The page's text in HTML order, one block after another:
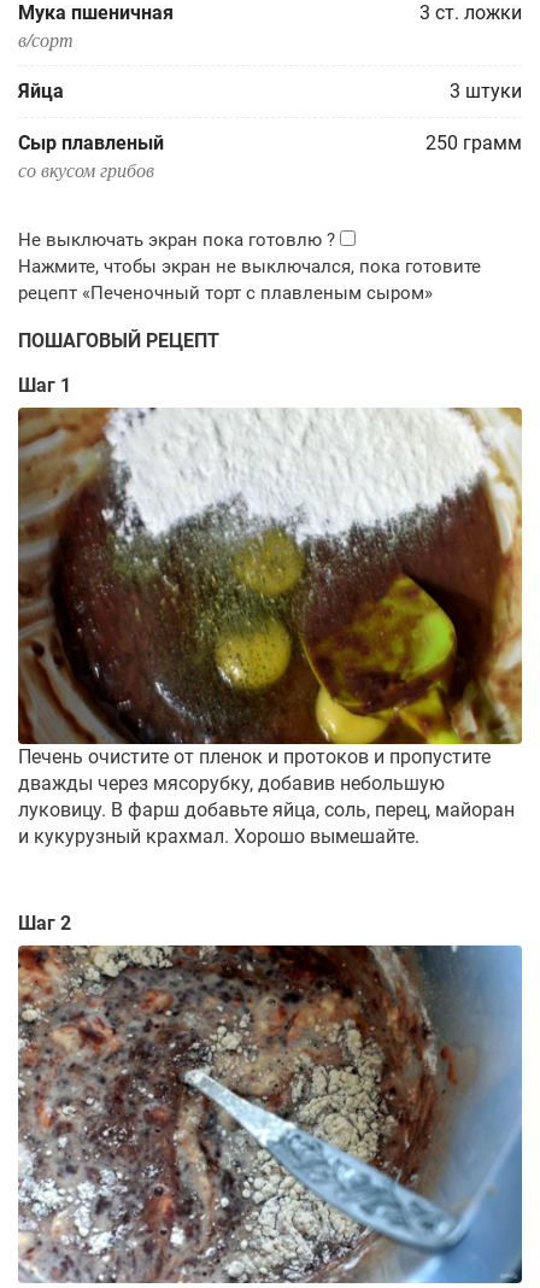
Мука пшеничная 3 ст. ложки
в/сорт
Яйца 3 штуки
Сыр плавленый 250 грамм
со вкусом грибов
ПОШАГОВЫЙ РЕЦЕПТ
Шаг 1
Печень очистите от пленок и протоков и пропустите
дважды через мясорубку, добавив небольшую
луковицу. В фарш добавьте яйца, соль, перец, майоран
и кукурузный крахмал. Хорошо вымешайте.
Шаг 2